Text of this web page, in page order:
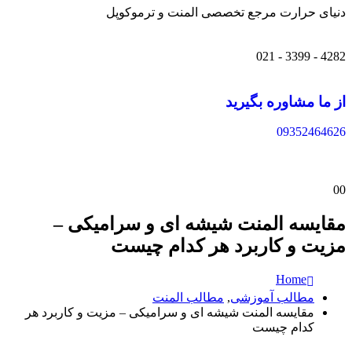
دنیای حرارت مرجع تخصصی المنت و ترموکوپل
4282 - 3399 - 021
از ما مشاوره بگیرید
09352464626
00
مقایسه المنت شیشه ای و سرامیکی –
مزیت و کاربرد هر کدام چیست
Home
مطالب آموزشی, مطالب المنت
مقایسه المنت شیشه ای و سرامیکی – مزیت و کاربرد هر
کدام چیست